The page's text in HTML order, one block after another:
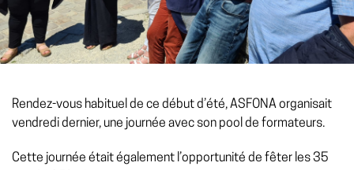
Rendez-vous habituel de ce début d’été, ASFONA organisait
vendredi dernier, une journée avec son pool de formateurs.
Cette journée était également l’opportunité de fêter les 35